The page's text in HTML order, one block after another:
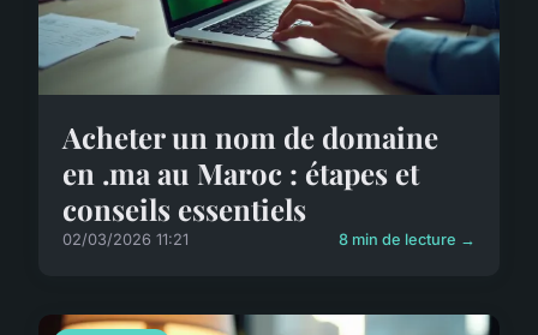
Acheter un nom de domaine
en .ma au Maroc : étapes et
conseils essentiels
02/03/2026 11:21 8 min de lecture →